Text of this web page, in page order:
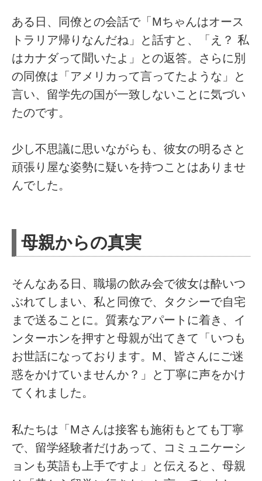
ある日、同僚との会話で「Mちゃんはオース
トラリア帰りなんだね」と話すと、「え？ 私
はカナダって聞いたよ」との返答。さらに別
の同僚は「アメリカって言ってたような」と
言い、留学先の国が一致しないことに気づい
たのです。
少し不思議に思いながらも、彼女の明るさと
頑張り屋な姿勢に疑いを持つことはありませ
んでした。
母親からの真実
そんなある日、職場の飲み会で彼女は酔いつ
ぶれてしまい、私と同僚で、タクシーで自宅
まで送ることに。質素なアパートに着き、イ
ンターホンを押すと母親が出てきて「いつも
お世話になっております。M、皆さんにご迷
惑をかけていませんか？」と丁寧に声をかけ
てくれました。
私たちは「Mさんは接客も施術もとても丁寧
で、留学経験者だけあって、コミュニケーシ
ョンも英語も上手ですよ」と伝えると、母親